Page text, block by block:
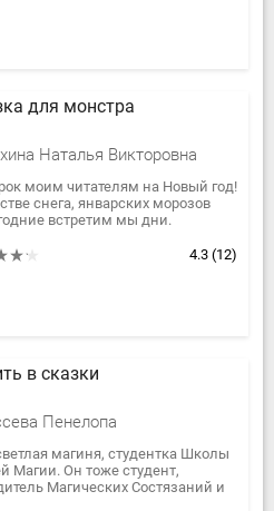
для монстра
Наталья Викторовна
моим читателям на Новый год!
снега, январских морозов
встретим мы дни.
4.3 (12)
в сказки
Пенелопа
магиня, студентка Школы
Магии. Он тоже студент,
Магических Состязаний и